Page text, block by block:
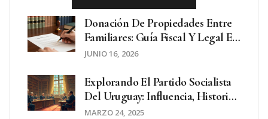
Donación De Propiedades Entre
Familiares: Guía Fiscal Y Legal En
España
JUNIO 16, 2026
Explorando El Partido Socialista
Del Uruguay: Influencia, Historia
Y Más
MARZO 24, 2025